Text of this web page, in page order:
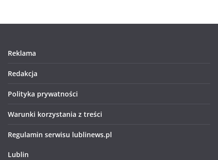
Reklama
Redakcja
Polityka prywatności
Warunki korzystania z treści
Regulamin serwisu lublinews.pl
Lublin